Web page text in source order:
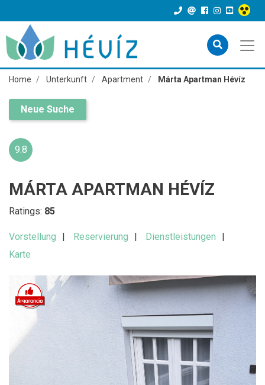
Home Unterkunft Apartment Márta Apartman Hévíz
Neue Suche
9.8
MÁRTA APARTMAN HÉVÍZ
Ratings: 85
Vorstellung Reservierung
Dienstleistungen
Karte